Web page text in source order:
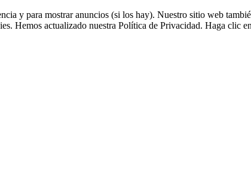
y para mostrar anuncios (si los hay). Nuestro sitio web
Hemos actualizado nuestra Política de Privacidad. Haga clic